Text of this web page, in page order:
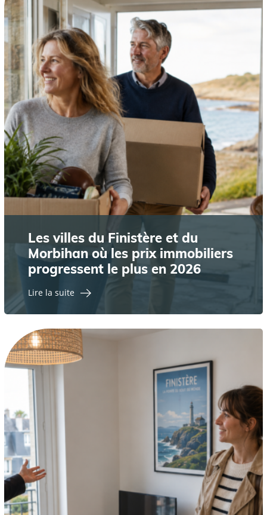
Les villes du Finistère et du
Morbihan où les prix immobiliers
progressent le plus en 2026
Lire la suite